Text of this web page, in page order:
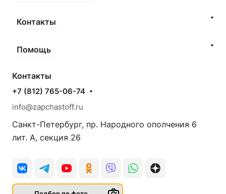
Контакты
Помощь
Контакты
+7 (812) 765-06-74
info@zapchastoff.ru
Санкт-Петербург, пр. Народного ополчения 6
лит. А, секция 26